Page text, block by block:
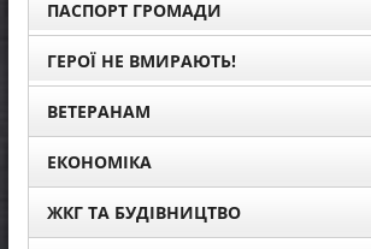
ПАСПОРТ ГРОМАДИ
ГЕРОЇ НЕ ВМИРАЮТЬ!
ВЕТЕРАНАМ
ЕКОНОМІКА
ЖКГ ТА БУДІВНИЦТВО